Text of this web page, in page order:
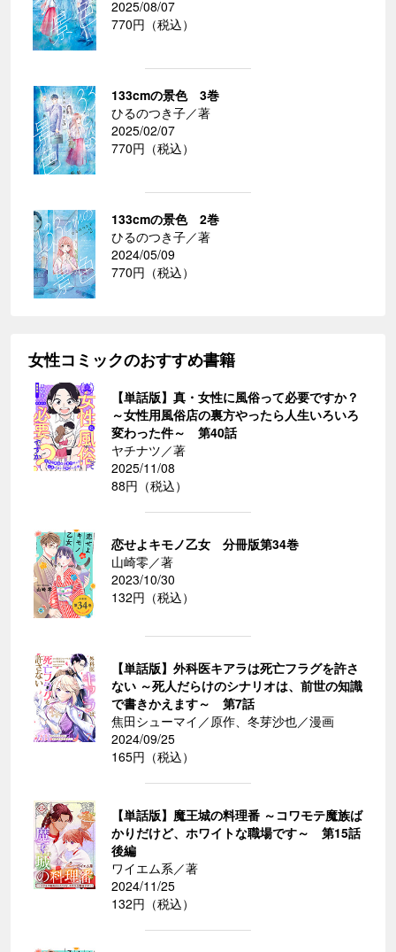
2025/08/07
770円（税込）
133cmの景色 3巻
ひるのつき子／著
2025/02/07
770円（税込）
133cmの景色 2巻
ひるのつき子／著
2024/05/09
770円（税込）
女性コミックのおすすめ書籍
【単話版】真・女性に風俗って必要ですか？
～女性用風俗店の裏方やったら人生いろいろ
変わった件～ 第40話
ヤチナツ／著
2025/11/08
88円（税込）
恋せよキモノ乙女 分冊版第34巻
山崎零／著
2023/10/30
132円（税込）
【単話版】外科医キアラは死亡フラグを許さ
ない ～死人だらけのシナリオは、前世の知識
で書きかえます～ 第7話
焦田シューマイ／原作、冬芽沙也／漫画
2024/09/25
165円（税込）
【単話版】魔王城の料理番 ～コワモテ魔族ば
かりだけど、ホワイトな職場です～ 第15話
後編
ワイエム系／著
2024/11/25
132円（税込）